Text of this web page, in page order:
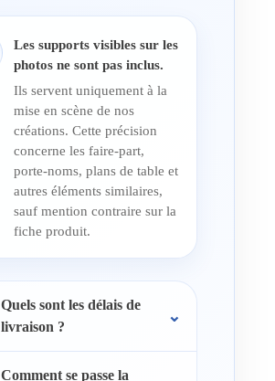
Les supports visibles sur les
photos ne sont pas inclus.
Ils servent uniquement à la
mise en scène de nos
créations. Cette précision
concerne les faire-part,
porte-noms, plans de table et
autres éléments similaires,
sauf mention contraire sur la
fiche produit.
Quels sont les délais de
livraison ?
Comment se passe la